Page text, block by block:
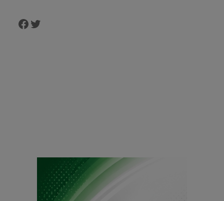
Facebook
Twitter